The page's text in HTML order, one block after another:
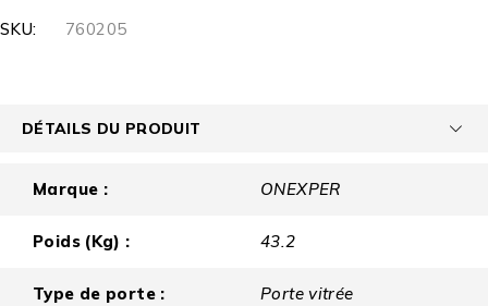
SKU: 760205
DÉTAILS DU PRODUIT
Marque : ONEXPER
Poids (Kg) : 43.2
Type de porte : Porte vitrée